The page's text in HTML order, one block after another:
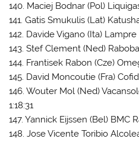
140. Maciej Bodnar (Pol)
141. Gatis Smukulis (Lat)
142. Davide Vigano (Ita) Lampre
143. Stef Clement (Ned)
144. Frantisek Rabon (Cze)
145. David Moncoutie (Fra)
146. Wouter Mol (Ned)
1:18:31
147. Yannick Eijssen (Bel) BMC
148. Jose Vicente Toribio